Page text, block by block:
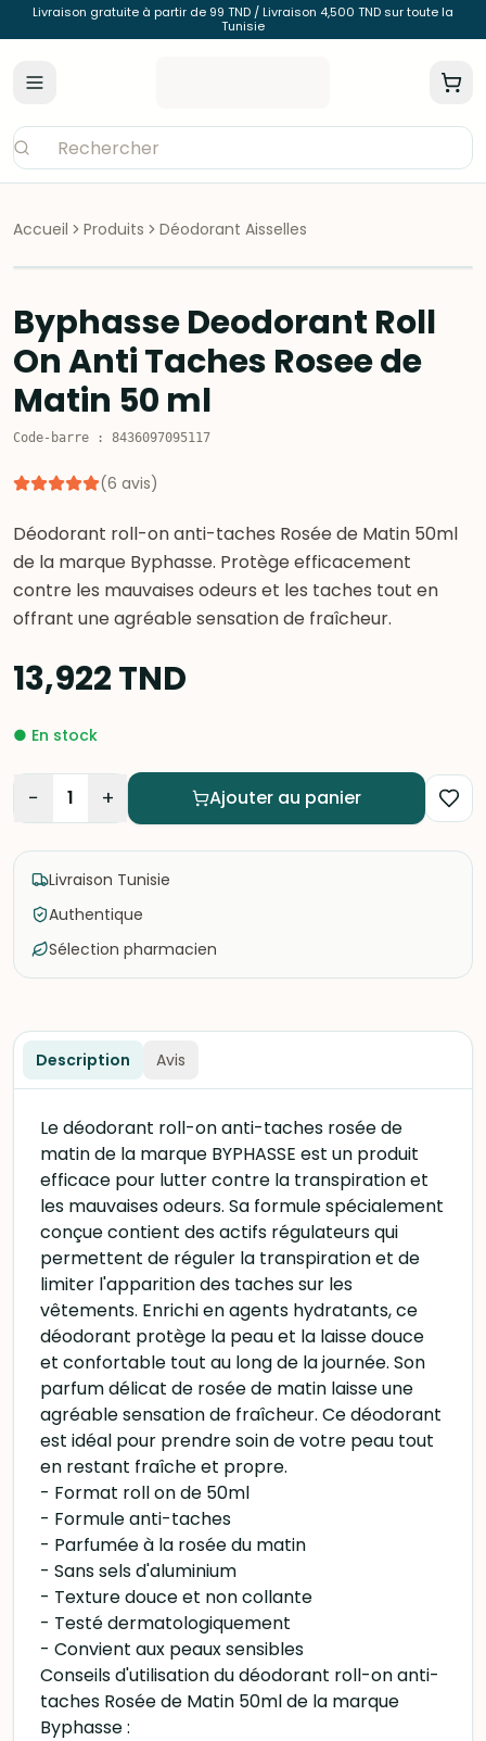
Livraison gratuite à partir de 99 TND / Livraison 4,500 TND sur toute la
Tunisie
Accueil Produits Déodorant Aisselles
Byphasse Deodorant Roll
On Anti Taches Rosee de
Matin 50 ml
Code-barre : 8436097095117
(6 avis)
Déodorant roll-on anti-taches Rosée de Matin 50ml
de la marque Byphasse. Protège efficacement
contre les mauvaises odeurs et les taches tout en
offrant une agréable sensation de fraîcheur.
13,922TND
● En stock
− 1 + Ajouter au panier
Livraison Tunisie
Authentique
Sélection pharmacien
Description Avis
Le déodorant roll-on anti-taches rosée de
matin de la marque BYPHASSE est un produit
efficace pour lutter contre la transpiration et
les mauvaises odeurs. Sa formule spécialement
conçue contient des actifs régulateurs qui
permettent de réguler la transpiration et de
limiter l'apparition des taches sur les
vêtements. Enrichi en agents hydratants, ce
déodorant protège la peau et la laisse douce
et confortable tout au long de la journée. Son
parfum délicat de rosée de matin laisse une
agréable sensation de fraîcheur. Ce déodorant
est idéal pour prendre soin de votre peau tout
en restant fraîche et propre.
- Format roll on de 50ml
- Formule anti-taches
- Parfumée à la rosée du matin
- Sans sels d'aluminium
- Texture douce et non collante
- Testé dermatologiquement
- Convient aux peaux sensibles
Conseils d'utilisation du déodorant roll-on anti-
taches Rosée de Matin 50ml de la marque
Byphasse :